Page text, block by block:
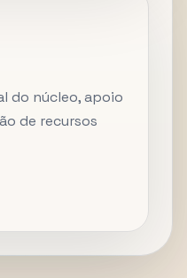
do núcleo, apoio
de recursos